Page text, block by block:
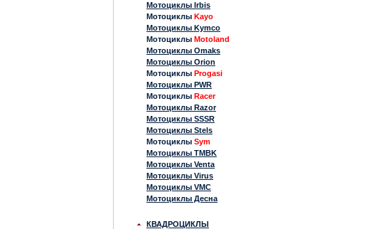
Мотоциклы Irbis
Мотоциклы Kayo
Мотоциклы Kymco
Мотоциклы Motoland
Мотоциклы Omaks
Мотоциклы Orion
Мотоциклы Progasi
Мотоциклы PWR
Мотоциклы Racer
Мотоциклы Razor
Мотоциклы SSSR
Мотоциклы Stels
Мотоциклы Sym
Мотоциклы TMBK
Мотоциклы Venta
Мотоциклы Virus
Мотоциклы VMC
Мотоциклы Десна
КВАДРОЦИКЛЫ